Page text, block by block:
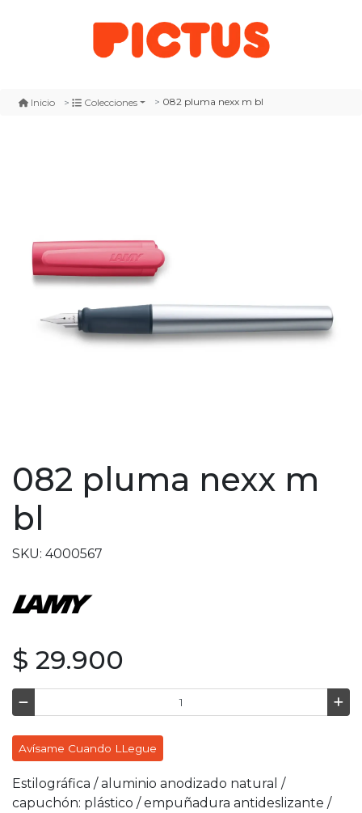
Inicio Colecciones 082 pluma nexx m bl
082 pluma nexx m
bl
SKU: 4000567
$ 29.900
Avísame Cuando LLegue
Estilográfica / aluminio anodizado natural /
capuchón: plástico / empuñadura antideslizante /